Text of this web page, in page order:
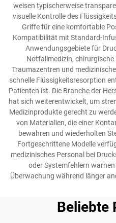
weisen typischerweise
visuelle Kontrolle des
Griffe für eine komfortable
Kompatibilität mit Standard-
Anwendungsgebiete für
Notfallmedizin,
Traumazentren und
schnelle Flüssigkeitsresorption
Patienten ist. Die Branche der
hat sich weiterentwickelt, um
Medizinprodukte gerecht zu
von Materialien, die einer
bewahren und wiederholten
Fortgeschrittene Modelle
medizinisches Personal bei
oder Systemfehlern
Überwachung während länger
Beliebte